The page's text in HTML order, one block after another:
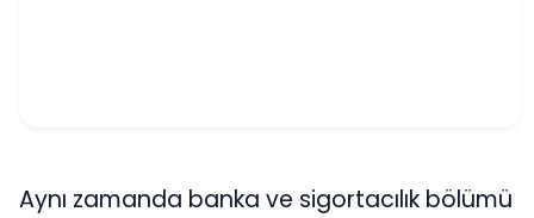
Aynı zamanda banka ve sigortacılık bölümü